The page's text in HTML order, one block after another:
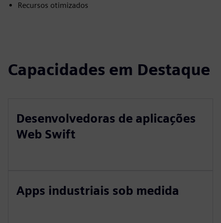
Recursos otimizados
Capacidades em Destaque
Desenvolvedoras de aplicações
Web Swift
Apps industriais sob medida